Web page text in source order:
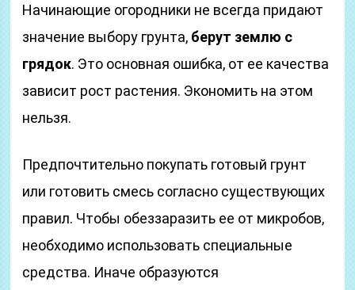
Начинающие огородники не всегда придают
значение выбору грунта, берут землю с
грядок. Это основная ошибка, от ее качества
зависит рост растения. Экономить на этом
нельзя.
Предпочтительно покупать готовый грунт
или готовить смесь согласно существующих
правил. Чтобы обеззаразить ее от микробов,
необходимо использовать специальные
средства. Иначе образуются